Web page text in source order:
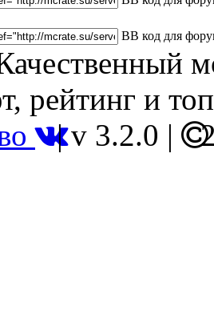
BB код для
рейтинг и
|v 3.2.0 |